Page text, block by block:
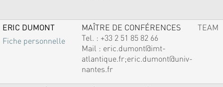
ERIC DUMONT
Fiche personnelle
MAÎTRE DE CONFÉRENCES
Tel. : +33 2 51 85 82 66
Mail : eric.dumont@imt-
atlantique.fr;eric.dumont@univ-
nantes.fr
TEAM